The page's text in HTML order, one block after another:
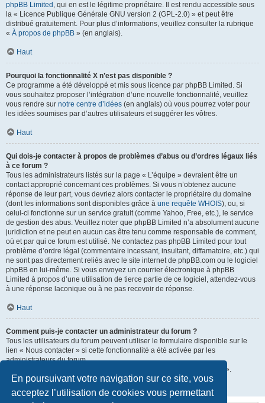
En poursuivant votre navigation sur ce site, vous
acceptez l’utilisation de cookies vous permettant
phpBB Limited , qui en est le légitime propriétaire. Il est rendu accessible sous
la « Licence Publique Générale GNU version 2 (GPL-2.0) » et peut être
distribué gratuitement. Pour plus d’informations, veuillez consulter la rubrique
« À propos de phpBB » (en anglais).
Haut
Pourquoi la fonctionnalité X n’est pas disponible ?
Ce programme a été développé et mis sous licence par phpBB Limited. Si
vous souhaitez proposer l’intégration d’une nouvelle fonctionnalité, veuillez
vous rendre sur notre centre d’idées (en anglais) où vous pourrez voter pour
les idées soumises par d’autres utilisateurs et suggérer les vôtres.
Haut
Qui dois-je contacter à propos de problèmes d’abus ou d’ordres légaux liés
à ce forum ?
Tous les administrateurs listés sur la page « L’équipe » devraient être un
contact approprié concernant ces problèmes. Si vous n’obtenez aucune
réponse de leur part, vous devriez alors contacter le propriétaire du domaine
(dont les informations sont disponibles grâce à une requête WHOIS), ou, si
celui-ci fonctionne sur un service gratuit (comme Yahoo, Free, etc.), le service
de gestion des abus. Veuillez noter que phpBB Limited n’a absolument aucune
juridiction et ne peut en aucun cas être tenu comme responsable de comment,
où et par qui ce forum est utilisé. Ne contactez pas phpBB Limited pour tout
problème d’ordre légal (commentaire incessant, insultant, diffamatoire, etc.) qui
ne sont pas directement reliés avec le site internet de phpBB.com ou le logiciel
phpBB en lui-même. Si vous envoyez un courrier électronique à phpBB
Limited à propos d’une utilisation de tierce partie de ce logiciel, attendez-vous
à une réponse laconique ou à ne pas recevoir de réponse.
Haut
Comment puis-je contacter un administrateur du forum ?
Tous les utilisateurs du forum peuvent utiliser le formulaire disponible sur le
lien « Nous contacter » si cette fonctionnalité a été activée par les
administrateurs du forum.
Les membres du forum peuvent également utiliser le lien « L’équipe ».